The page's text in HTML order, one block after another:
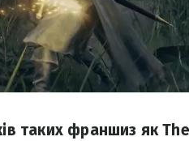
таких франшиз як